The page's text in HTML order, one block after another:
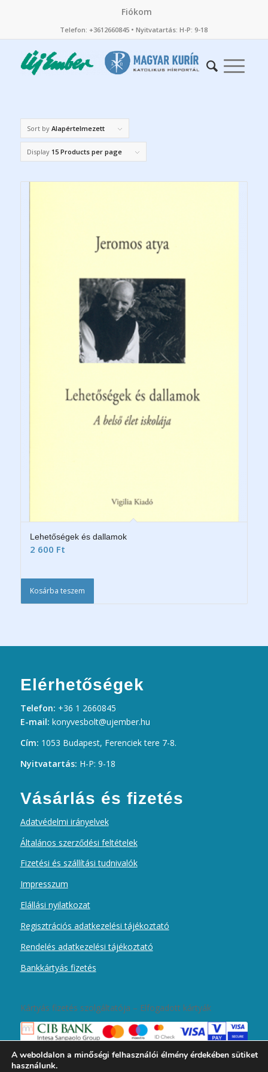
Fiókom
Telefon: +3612660845 • Nyitvatartás: H-P: 9-18
Sort by Alapértelmezett
Display 15 Products per page
Lehetőségek és dallamok
2 600 Ft
Kosárba teszem
Elérhetőségek
Telefon: +36 1 2660845
E-mail: konyvesbolt@ujember.hu
Cím: 1053 Budapest, Ferenciek tere 7-8.
Nyitvatartás: H-P: 9-18
Vásárlás és fizetés
Adatvédelmi irányelvek
Általános szerződési feltételek
Fizetési és szállítási tudnivalók
Impresszum
Elállási nyilatkozat
Regisztrációs adatkezelési tájékoztató
Rendelés adatkezelési tájékoztató
Bankkártyás fizetés
Kártyás fizetés szolgáltatója – Elfogadott kártyák
A weboldalon a minőségi felhasználói élmény érdekében sütiket
használunk.